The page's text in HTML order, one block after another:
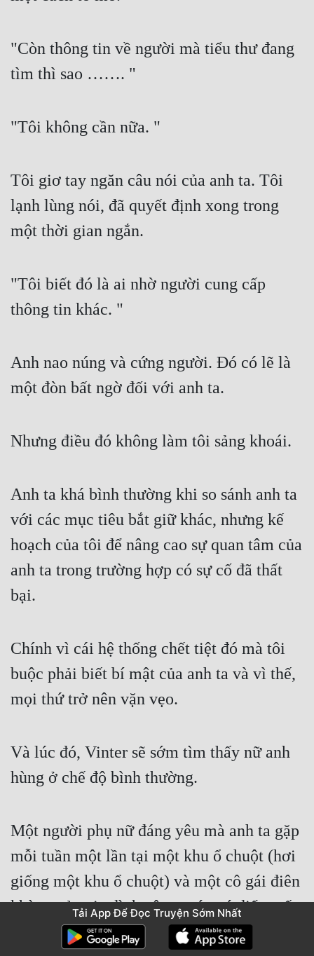
"Còn thông tin về người mà tiểu thư đang
tìm thì sao ……. "
"Tôi không cần nữa. "
Tôi giơ tay ngăn câu nói của anh ta. Tôi
lạnh lùng nói, đã quyết định xong trong
một thời gian ngắn.
"Tôi biết đó là ai nhờ người cung cấp
thông tin khác. "
Anh nao núng và cứng người. Đó có lẽ là
một đòn bất ngờ đối với anh ta.
Nhưng điều đó không làm tôi sảng khoái.
Anh ta khá bình thường khi so sánh anh ta
với các mục tiêu bắt giữ khác, nhưng kế
hoạch của tôi để nâng cao sự quan tâm của
anh ta trong trường hợp có sự cố đã thất
bại.
Chính vì cái hệ thống chết tiệt đó mà tôi
buộc phải biết bí mật của anh ta và vì thế,
mọi thứ trở nên vặn vẹo.
Và lúc đó, Vinter sẽ sớm tìm thấy nữ anh
hùng ở chế độ bình thường.
Một người phụ nữ đáng yêu mà anh ta gặp
mỗi tuần một lần tại một khu ổ chuột (hơi
giống một khu ổ chuột) và một cô gái điên
khùng của gia đình công tước có điểm yếu
của anh ta.
Tải App Để Đọc Truyện Sớm Nhất